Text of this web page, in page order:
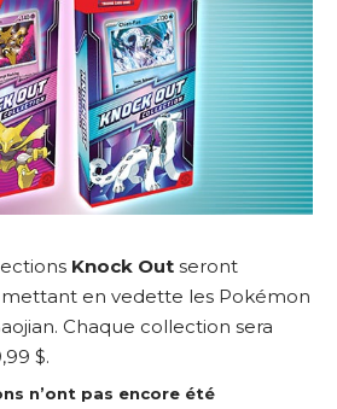
Knock Out seront
mettant en vedette les Pokémon
Chaque collection sera
$.
n’ont pas encore été